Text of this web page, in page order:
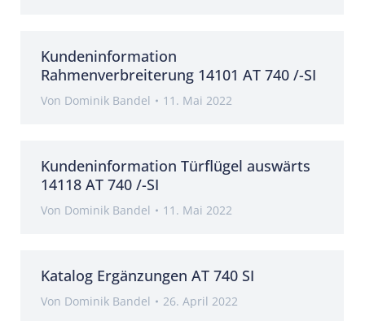
Kundeninformation
Rahmenverbreiterung 14101 AT 740 /-SI
Von Dominik Bandel 11. Mai 2022
Kundeninformation Türflügel auswärts
14118 AT 740 /-SI
Von Dominik Bandel 11. Mai 2022
Katalog Ergänzungen AT 740 SI
Von Dominik Bandel 26. April 2022